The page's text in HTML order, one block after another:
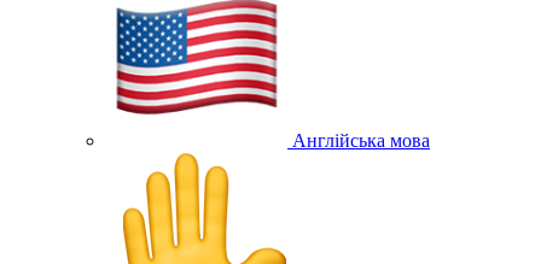
Англійська мова